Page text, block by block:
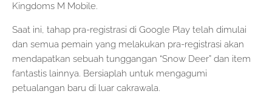
Kingdoms M Mobile.
Saat ini, tahap pra-registrasi di Google Play telah dimulai
dan semua pemain yang melakukan pra-registrasi akan
mendapatkan sebuah tunggangan “Snow Deer” dan item
fantastis lainnya. Bersiaplah untuk mengagumi
petualangan baru di luar cakrawala.